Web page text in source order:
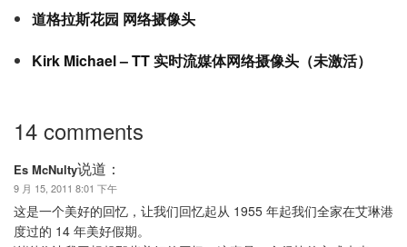
道格拉斯花园 网络摄像头
Kirk Michael – TT 实时流媒体网络摄像头（未激活）
14 comments
Es McNulty说道：
9 月 15, 2011 8:01 下午
这是一个美好的回忆，让我们回忆起从 1955 年起我们全家在艾琳港
度过的 14 年美好假期。